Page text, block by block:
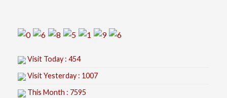
Visit Today : 454
Visit Yesterday : 1007
This Month : 7595